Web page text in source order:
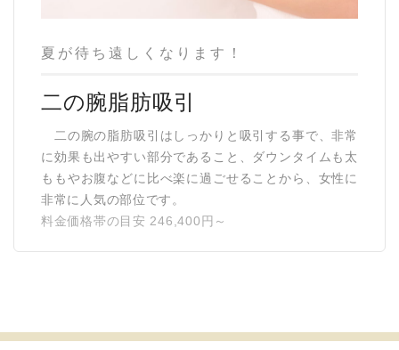
夏が待ち遠しくなります！
二の腕脂肪吸引
二の腕の脂肪吸引はしっかりと吸引する事で、非常
に効果も出やすい部分であること、ダウンタイムも太
ももやお腹などに比べ楽に過ごせることから、女性に
非常に人気の部位です。
料金価格帯の目安 246,400円～